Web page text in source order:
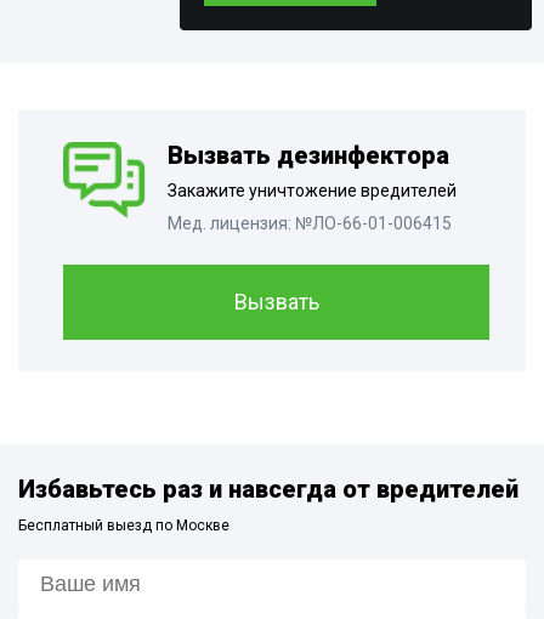
Вызвать дезинфектора
Закажите уничтожение вредителей
Мед. лицензия: №ЛО-66-01-006415
Вызвать
Избавьтесь раз и навсегда от вредителей
Бесплатный выезд по Москве